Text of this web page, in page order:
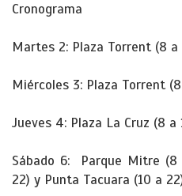
Cronograma
Martes 2: Plaza Torrent (8 a
Miércoles 3: Plaza Torrent
Jueves 4: Plaza La Cruz (8 a
Sábado 6: Parque Mitre (8
22) y Punta Tacuara (10 a